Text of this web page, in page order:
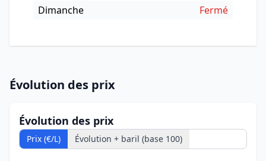
Dimanche Fermé
Évolution des prix
Évolution des prix
Prix (€/L) Évolution + baril (base 100)